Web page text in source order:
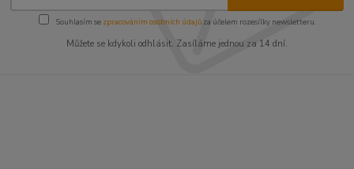
Souhlasím se zpracováním osobních údajůza účelem rozesílky newsletteru.
Můžete se kdykoli odhlásit. Zasíláme jednou za 14 dní.